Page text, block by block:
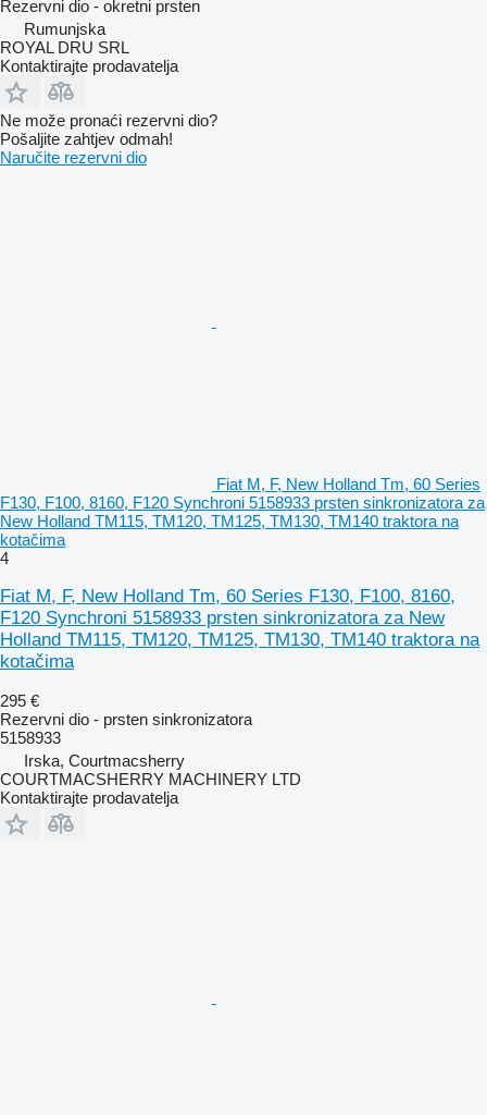
Rezervni dio - okretni prsten
Rumunjska
ROYAL DRU SRL
Kontaktirajte prodavatelja
Ne može pronaći rezervni dio?
Pošaljite zahtjev odmah!
Naručite rezervni dio
Fiat M, F, New Holland Tm, 60 Series
F130, F100, 8160, F120 Synchroni 5158933 prsten sinkronizatora za
New Holland TM115, TM120, TM125, TM130, TM140 traktora na
kotačima
4
Fiat M, F, New Holland Tm, 60 Series F130, F100, 8160,
F120 Synchroni 5158933 prsten sinkronizatora za New
Holland TM115, TM120, TM125, TM130, TM140 traktora na
kotačima
295 €
Rezervni dio - prsten sinkronizatora
5158933
Irska, Courtmacsherry
COURTMACSHERRY MACHINERY LTD
Kontaktirajte prodavatelja